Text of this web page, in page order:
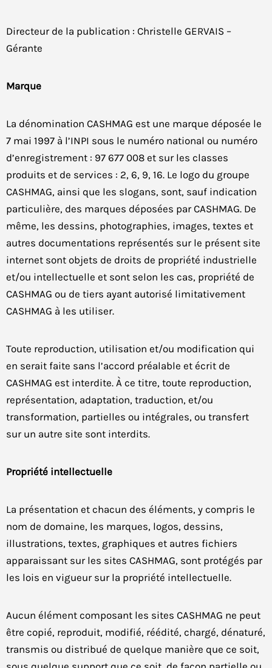
Directeur de la publication : Christelle GERVAIS –
Gérante
Marque
La dénomination CASHMAG est une marque déposée le
7 mai 1997 à l’INPI sous le numéro national ou numéro
d’enregistrement : 97 677 008 et sur les classes
produits et de services : 2, 6, 9, 16. Le logo du groupe
CASHMAG, ainsi que les slogans, sont, sauf indication
particulière, des marques déposées par CASHMAG. De
même, les dessins, photographies, images, textes et
autres documentations représentés sur le présent site
internet sont objets de droits de propriété industrielle
et/ou intellectuelle et sont selon les cas, propriété de
CASHMAG ou de tiers ayant autorisé limitativement
CASHMAG à les utiliser.
Toute reproduction, utilisation et/ou modification qui
en serait faite sans l’accord préalable et écrit de
CASHMAG est interdite. À ce titre, toute reproduction,
représentation, adaptation, traduction, et/ou
transformation, partielles ou intégrales, ou transfert
sur un autre site sont interdits.
Propriété intellectuelle
La présentation et chacun des éléments, y compris le
nom de domaine, les marques, logos, dessins,
illustrations, textes, graphiques et autres fichiers
apparaissant sur les sites CASHMAG, sont protégés par
les lois en vigueur sur la propriété intellectuelle.
Aucun élément composant les sites CASHMAG ne peut
être copié, reproduit, modifié, réédité, chargé, dénaturé,
transmis ou distribué de quelque manière que ce soit,